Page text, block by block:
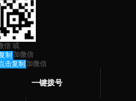
干什么工作（网络营销知识分享）
（新品牌推广策略分享）
信 或
制 加微信
击复制 加微信
一键拨号